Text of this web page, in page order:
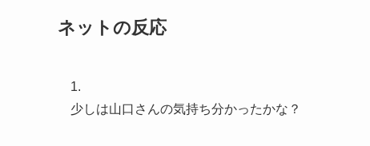
ネットの反応
1.
少しは山口さんの気持ち分かったかな？